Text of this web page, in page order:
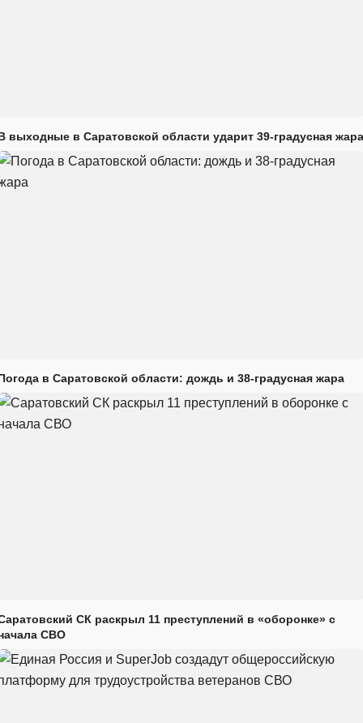
выходные в Саратовской области ударит 39-градусная жара
в Саратовской области: дождь и 38-градусная жара
СК раскрыл 11 преступлений в «оборонке» с
СВО